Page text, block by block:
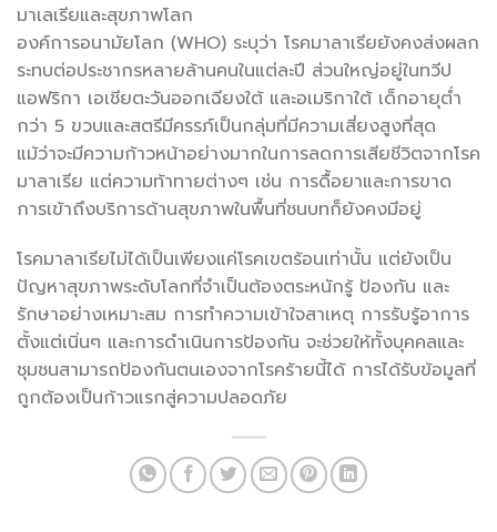
มาเลเรียและสุขภาพโลก
องค์การอนามัยโลก (WHO) ระบุว่า โรคมาลาเรียยังคงส่งผลก
ระทบต่อประชากรหลายล้านคนในแต่ละปี ส่วนใหญ่อยู่ในทวีป
แอฟริกา เอเชียตะวันออกเฉียงใต้ และอเมริกาใต้ เด็กอายุต่ำ
กว่า 5 ขวบและสตรีมีครรภ์เป็นกลุ่มที่มีความเสี่ยงสูงที่สุด
แม้ว่าจะมีความก้าวหน้าอย่างมากในการลดการเสียชีวิตจากโรค
มาลาเรีย แต่ความท้าทายต่างๆ เช่น การดื้อยาและการขาด
การเข้าถึงบริการด้านสุขภาพในพื้นที่ชนบทก็ยังคงมีอยู่
โรคมาลาเรียไม่ได้เป็นเพียงแค่โรคเขตร้อนเท่านั้น แต่ยังเป็น
ปัญหาสุขภาพระดับโลกที่จำเป็นต้องตระหนักรู้ ป้องกัน และ
รักษาอย่างเหมาะสม การทำความเข้าใจสาเหตุ การรับรู้อาการ
ตั้งแต่เนิ่นๆ และการดำเนินการป้องกัน จะช่วยให้ทั้งบุคคลและ
ชุมชนสามารถป้องกันตนเองจากโรคร้ายนี้ได้ การได้รับข้อมูลที่
ถูกต้องเป็นก้าวแรกสู่ความปลอดภัย